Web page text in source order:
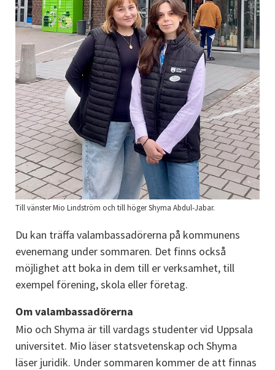
Till vänster Mio Lindström och till höger Shyma Abdul-Jabar.
Du kan träffa valambassadörerna på kommunens
evenemang under sommaren. Det finns också
möjlighet att boka in dem till er verksamhet, till
exempel förening, skola eller företag.
Om valambassadörerna
Mio och Shyma är till vardags studenter vid Uppsala
universitet. Mio läser statsvetenskap och Shyma
läser juridik. Under sommaren kommer de att finnas